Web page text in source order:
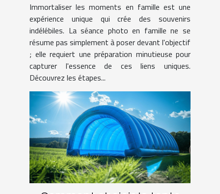
Immortaliser les moments en famille est une
expérience unique qui crée des souvenirs
indélébiles. La séance photo en famille ne se
résume pas simplement à poser devant l'objectif
; elle requiert une préparation minutieuse pour
capturer l'essence de ces liens uniques.
Découvrez les étapes...